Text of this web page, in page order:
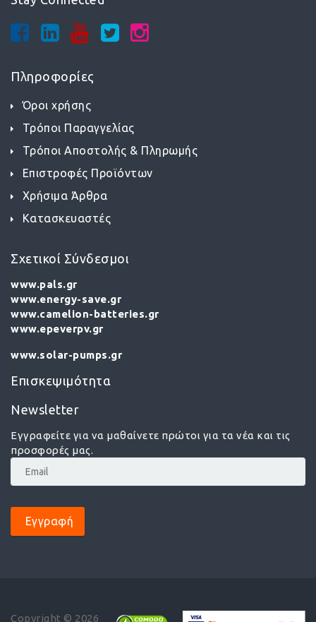
Πληροφορίες
Όροι χρήσης
Τρόποι Παραγγελίας
Τρόποι Αποστολής & Πληρωμής
Επιστροφές Προϊόντων
Χρήσιμα Άρθρα
Κατασκευαστές
Σχετικοί Σύνδεσμοι
www.pals.gr
www.energy-save.gr
www.camelion-batteries.gr
www.epeverpv.gr
www.solar-pumps.gr
Επισκεψιμότητα
Newsletter
Εγγραφείτε για να μαθαίνετε πρώτοι για τα νέα και τις
προσφορές μας.
Εγγραφή
Copyright © 2026